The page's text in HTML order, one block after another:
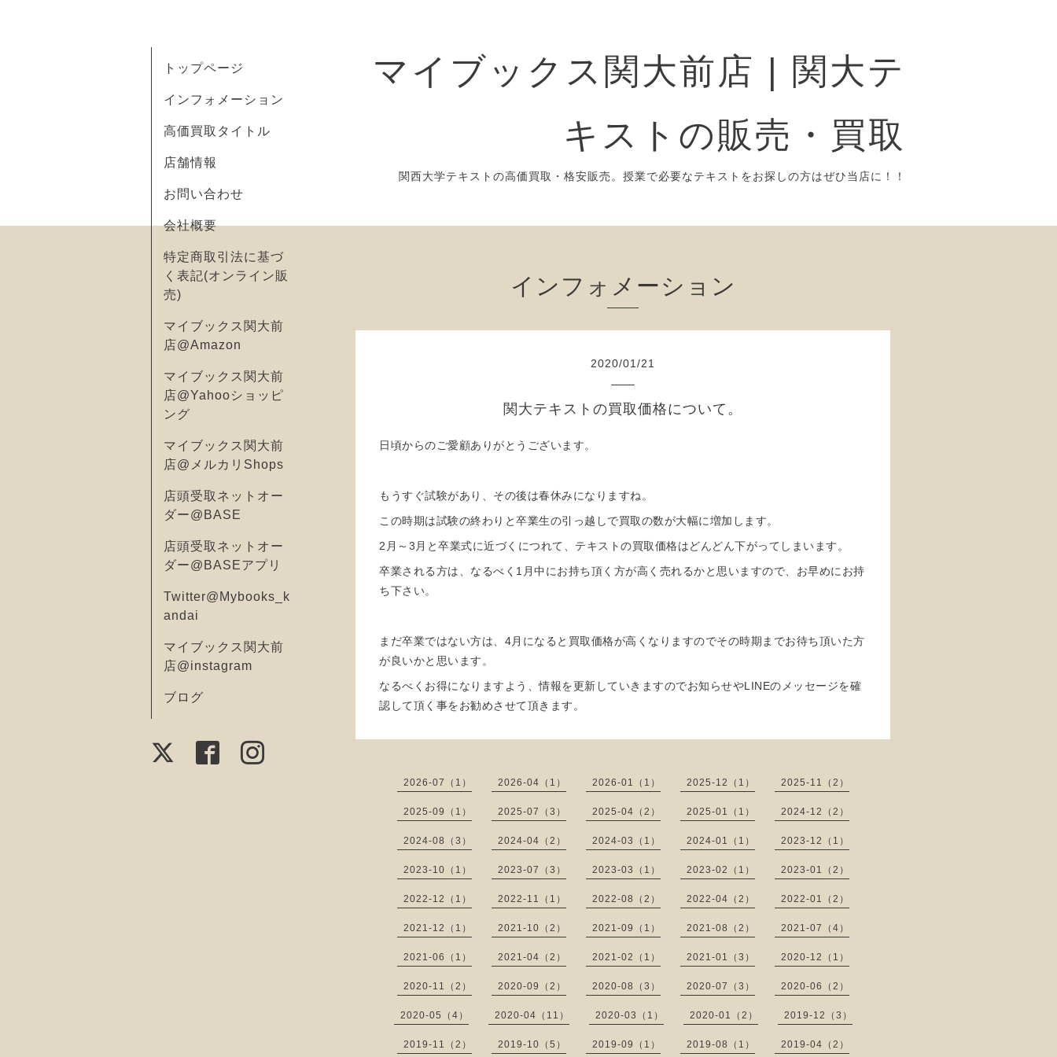
マイブックス関大前店 | 関大テ
キストの販売・買取
関西大学テキストの高価買取・格安販売。授業で必要なテキストをお探しの方はぜひ当店に！！
トップページ
インフォメーション
高価買取タイトル
店舗情報
お問い合わせ
会社概要
特定商取引法に基づ
く表記(オンライン販
売)
マイブックス関大前
店@Amazon
マイブックス関大前
店@Yahooショッピ
ング
マイブックス関大前
店@メルカリShops
店頭受取ネットオー
ダー@BASE
店頭受取ネットオー
ダー@BASEアプリ
Twitter@Mybooks_k
andai
マイブックス関大前
店@instagram
ブログ
インフォメーション
2020/01 /21
関大テキストの買取価格について。
日頃からのご愛顧ありがとうございます。
もうすぐ試験があり、その後は春休みになりますね。
この時期は試験の終わりと卒業生の引っ越しで買取の数が大幅に増加します。
2月～3月と卒業式に近づくにつれて、テキストの買取価格はどんどん下がってしまいます。
卒業される方は、なるべく1月中にお持ち頂く方が高く売れるかと思いますので、お早めにお持
ち下さい。
まだ卒業ではない方は、4月になると買取価格が高くなりますのでその時期までお待ち頂いた方
が良いかと思います。
なるべくお得になりますよう、情報を更新していきますのでお知らせやLINEのメッセージを確
認して頂く事をお勧めさせて頂きます。
2026-07（1） 2026-04（1） 2026-01（1） 2025-12（1） 2025-11（2）
2025-09（1） 2025-07（3） 2025-04（2） 2025-01（1） 2024-12（2）
2024-08（3） 2024-04（2） 2024-03（1） 2024-01（1） 2023-12（1）
2023-10（1） 2023-07（3） 2023-03（1） 2023-02（1） 2023-01（2）
2022-12（1） 2022-11（1） 2022-08（2） 2022-04（2） 2022-01（2）
2021-12（1） 2021-10（2） 2021-09（1） 2021-08（2） 2021-07（4）
2021-06（1） 2021-04（2） 2021-02（1） 2021-01（3） 2020-12（1）
2020-11（2） 2020-09（2） 2020-08（3） 2020-07（3） 2020-06（2）
2020-05（4） 2020-04（11） 2020-03（1） 2020-01（2） 2019-12（3）
2019-11（2） 2019-10（5） 2019-09（1） 2019-08（1） 2019-04（2）